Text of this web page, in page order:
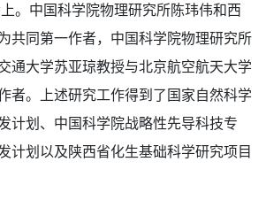
。中国科学院物理研究所陈玮伟和西
共同第一作者，中国科学院物理研究所
通大学苏亚琼教授与北京航空航天大学
者。上述研究工作得到了国家自然科学
计划、中国科学院战略性先导科技专
计划以及陕西省化生基础科学研究项目